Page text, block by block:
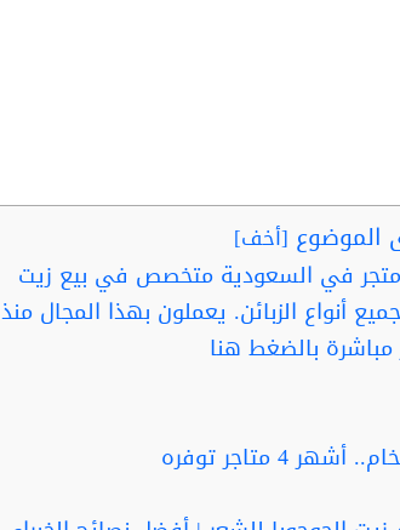
الموضوع [أخف]
متجر في السعودية متخصص في بيع زيت
أنواع الزبائن. يعملون بهذا المجال منذ
بالضغط هنا
متاجر توفره